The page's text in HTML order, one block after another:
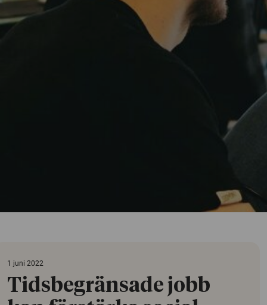
1 juni 2022
Tidsbegränsade jobb